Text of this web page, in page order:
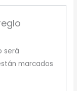
será
marcados